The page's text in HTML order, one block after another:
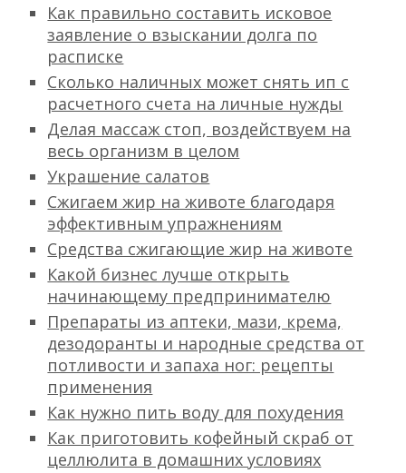
Как правильно составить исковое
заявление о взыскании долга по
расписке
Сколько наличных может снять ип с
расчетного счета на личные нужды
Делая массаж стоп, воздействуем на
весь организм в целом
Украшение салатов
Сжигаем жир на животе благодаря
эффективным упражнениям
Средства сжигающие жир на животе
Какой бизнес лучше открыть
начинающему предпринимателю
Препараты из аптеки, мази, крема,
дезодоранты и народные средства от
потливости и запаха ног: рецепты
применения
Как нужно пить воду для похудения
Как приготовить кофейный скраб от
целлюлита в домашних условиях